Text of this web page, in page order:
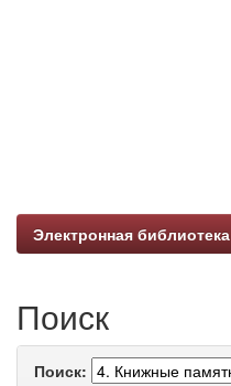
Электронная библиотека
Поиск
Поиск: